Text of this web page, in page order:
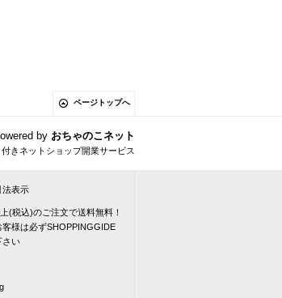
ページトップへ
by おちゃのこネット
きネットショップ開業サービス
法表示
(税込)のご注文で送料無料！
客様は必ずSHOPPINGGIDE
さい